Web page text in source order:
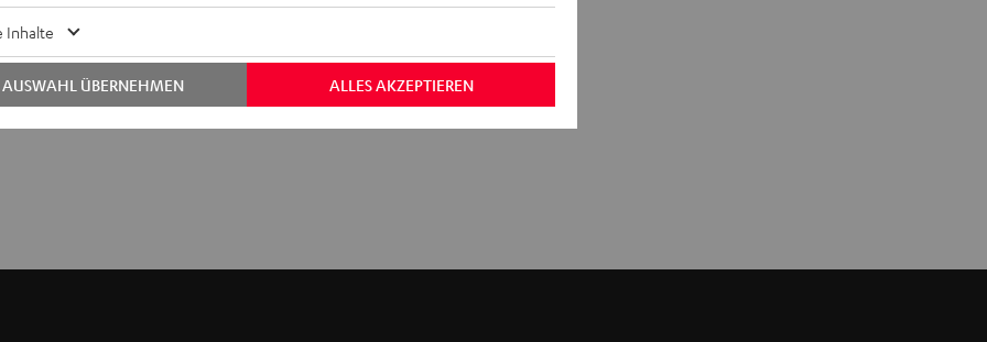
Inhalte
ALLES AKZEPTIEREN
AUSWAHL ÜBERNEHMEN